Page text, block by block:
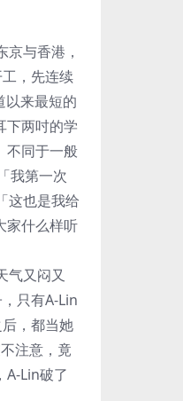
与香港，
，先连续
以来最短的
下两吋的学
不同于一般
我第一次
这也是我给
家什么样听
气又闷又
只有A-Lin
，都当她
注意，竟
A-Lin破了